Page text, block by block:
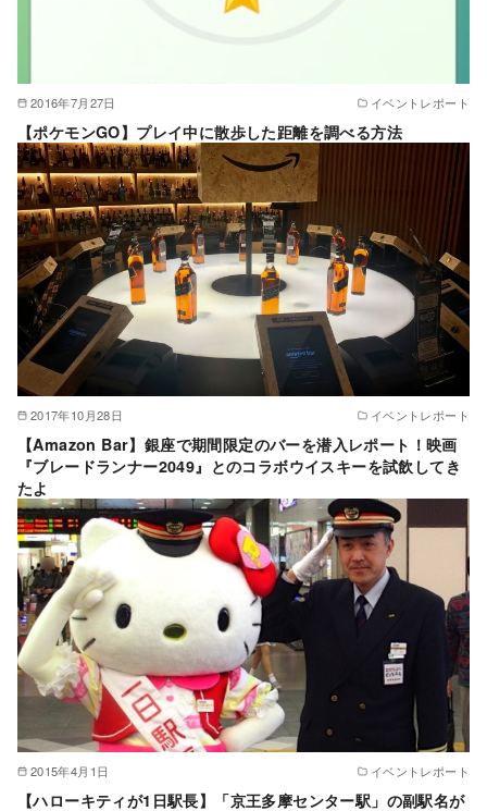
2016年7月27日 イベントレポート
【ポケモンGO】プレイ中に散歩した距離を調べる方法
2017年10月28日 イベントレポート
【Amazon Bar】銀座で期間限定のバーを潜入レポート！映画
『ブレードランナー2049』とのコラボウイスキーを試飲してき
たよ
2015年4月1日 イベントレポート
【ハローキティが1日駅長】「京王多摩センター駅」の副駅名が